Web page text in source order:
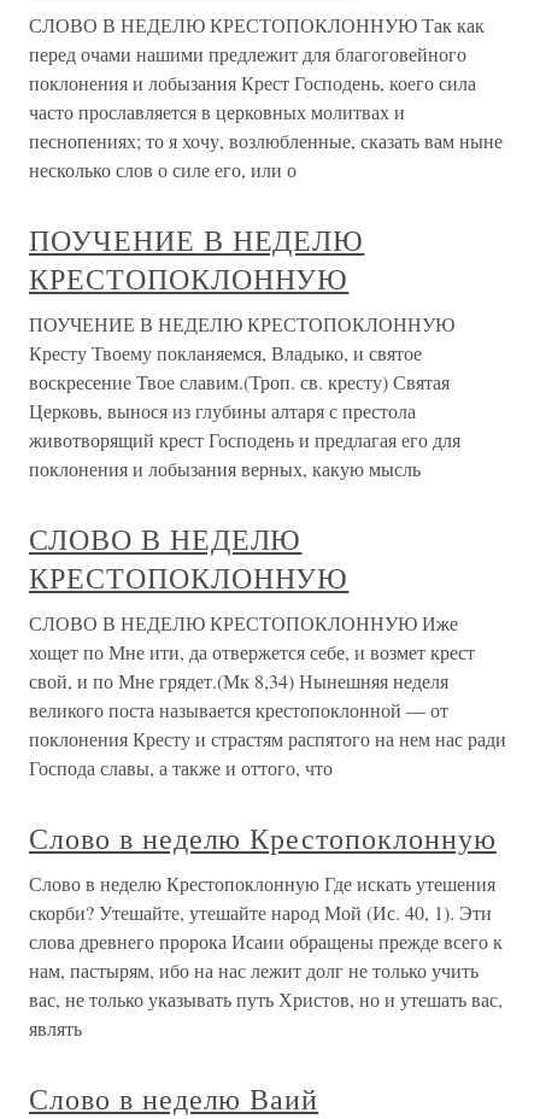
СЛОВО В НЕДЕЛЮ КРЕСТОПОКЛОННУЮ Так как
перед очами нашими предлежит для благоговейного
поклонения и лобызания Крест Господень, коего сила
часто прославляется в церковных молитвах и
песнопениях; то я хочу, возлюбленные, сказать вам ныне
несколько слов о силе его, или о
ПОУЧЕНИЕ В НЕДЕЛЮ
КРЕСТОПОКЛОННУЮ
ПОУЧЕНИЕ В НЕДЕЛЮ КРЕСТОПОКЛОННУЮ
Кресту Твоему покланяемся, Владыко, и святое
воскресение Твое славим.(Троп. св. кресту) Святая
Церковь, вынося из глубины алтаря с престола
животворящий крест Господень и предлагая его для
поклонения и лобызания верных, какую мысль
СЛОВО В НЕДЕЛЮ
КРЕСТОПОКЛОННУЮ
СЛОВО В НЕДЕЛЮ КРЕСТОПОКЛОННУЮ Иже
хощет по Мне ити, да отвержется себе, и возмет крест
свой, и по Мне грядет.(Мк 8,34) Нынешняя неделя
великого поста называется крестопоклонной — от
поклонения Кресту и страстям распятого на нем нас ради
Господа славы, а также и оттого, что
Слово в неделю Крестопоклонную
Слово в неделю Крестопоклонную Где искать утешения
скорби? Утешайте, утешайте народ Мой (Ис. 40, 1). Эти
слова древнего пророка Исаии обращены прежде всего к
нам, пастырям, ибо на нас лежит долг не только учить
вас, не только указывать путь Христов, но и утешать вас,
являть
Слово в неделю Ваий